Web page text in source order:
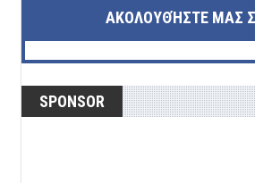
ΑΚΟΛΟΥΘΉΣΤΕ ΜΑΣ
SPONSOR